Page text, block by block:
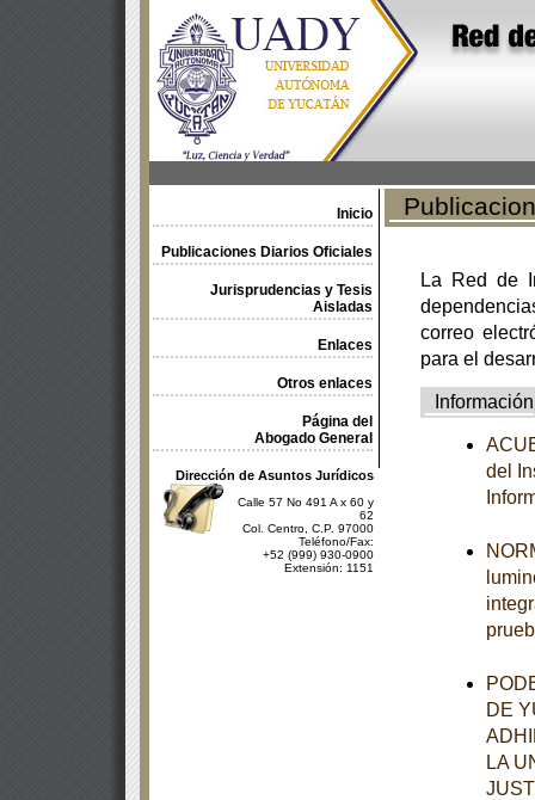
Inicio
Publicaciones Diarios Oficiales
Jurisprudencias y Tesis
Aisladas
Enlaces
Otros enlaces
Página del
Abogado General
Dirección de Asuntos Jurídicos
Calle 57 No 491 A x 60 y
62
Col. Centro, C.P. 97000
Teléfono/Fax:
+52 (999) 930-0900
Extensión: 1151
La Red de
correo
para el
Información
del
DE
LA